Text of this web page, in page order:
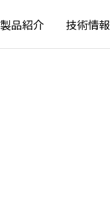
製品紹介 技術情報